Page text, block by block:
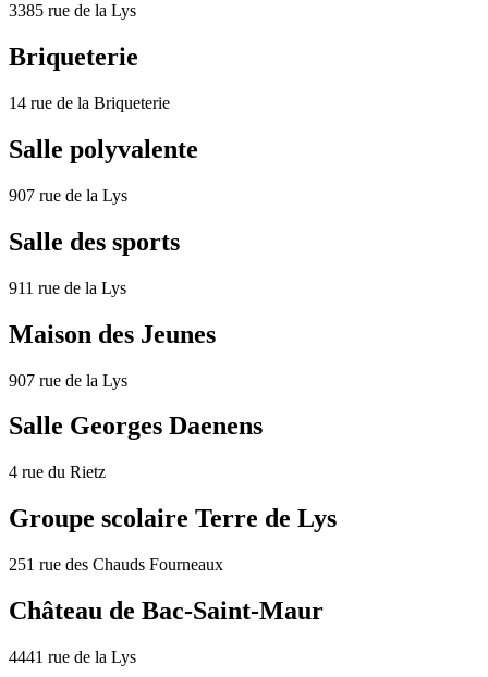
3385 rue de la Lys
Briqueterie
14 rue de la Briqueterie
Salle polyvalente
907 rue de la Lys
Salle des sports
911 rue de la Lys
Maison des Jeunes
907 rue de la Lys
Salle Georges Daenens
4 rue du Rietz
Groupe scolaire Terre de Lys
251 rue des Chauds Fourneaux
Château de Bac-Saint-Maur
4441 rue de la Lys